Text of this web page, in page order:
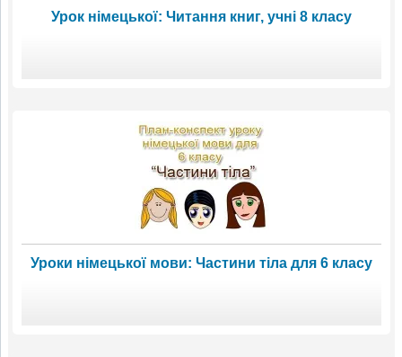
Урок німецької: Читання книг, учні 8 класу
Уроки німецької мови: Частини тіла для 6 класу